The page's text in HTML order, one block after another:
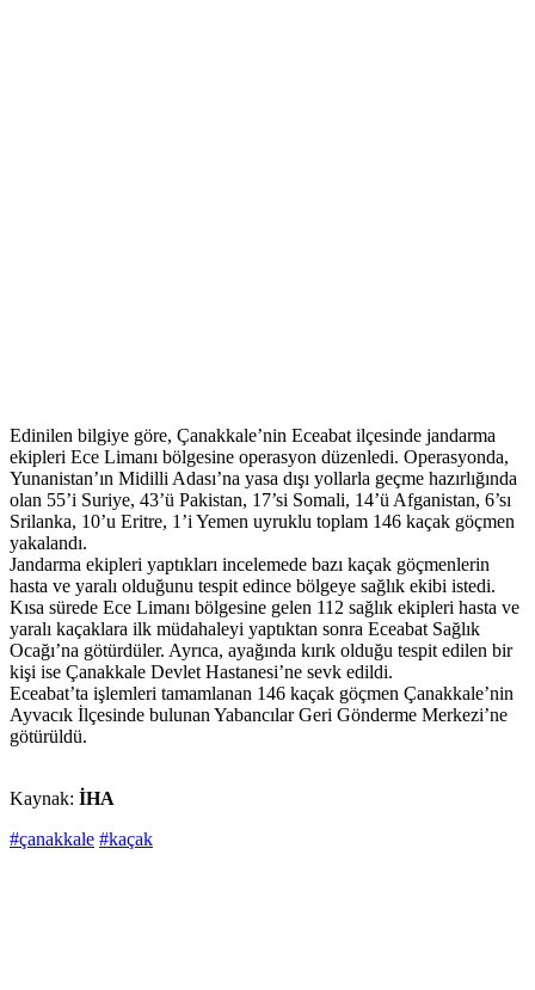
Edinilen bilgiye göre, Çanakkale’nin Eceabat ilçesinde jandarma
ekipleri Ece Limanı bölgesine operasyon düzenledi. Operasyonda,
Yunanistan’ın Midilli Adası’na yasa dışı yollarla geçme hazırlığında
olan 55’i Suriye, 43’ü Pakistan, 17’si Somali, 14’ü Afganistan, 6’sı
Srilanka, 10’u Eritre, 1’i Yemen uyruklu toplam 146 kaçak göçmen
yakalandı.
Jandarma ekipleri yaptıkları incelemede bazı kaçak göçmenlerin
hasta ve yaralı olduğunu tespit edince bölgeye sağlık ekibi istedi.
Kısa sürede Ece Limanı bölgesine gelen 112 sağlık ekipleri hasta ve
yaralı kaçaklara ilk müdahaleyi yaptıktan sonra Eceabat Sağlık
Ocağı’na götürdüler. Ayrıca, ayağında kırık olduğu tespit edilen bir
kişi ise Çanakkale Devlet Hastanesi’ne sevk edildi.
Eceabat’ta işlemleri tamamlanan 146 kaçak göçmen Çanakkale’nin
Ayvacık İlçesinde bulunan Yabancılar Geri Gönderme Merkezi’ne
götürüldü.
Kaynak: İHA
#çanakkale #kaçak